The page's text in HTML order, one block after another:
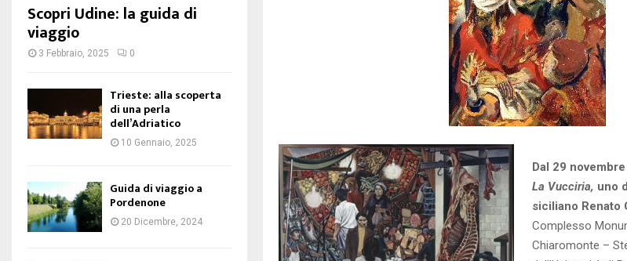
Dal 29
La Vucciria, uno
siciliano Renato
Complesso
Chiaromonte –
Scopri Udine: la guida di
viaggio
3 Febbraio, 2025 0
Trieste: alla scoperta
di una perla
dell’Adriatico
10 Gennaio, 2025
Guida di viaggio a
Pordenone
20 Dicembre, 2024